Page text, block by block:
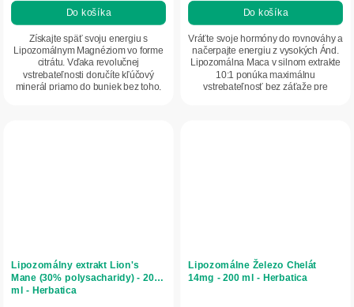
Do košíka
Získajte späť svoju energiu s
Lipozomálnym Magnéziom vo forme
citrátu. Vďaka revolučnej
vstrebateľnosti doručíte kľúčový
minerál priamo do buniek bez toho,
Do košíka
Vráťte svoje hormóny do rovnováhy a
načerpajte energiu z vysokých Ánd.
Lipozomálna Maca v silnom extrakte
10:1 ponúka maximálnu
vstrebateľnosť bez záťaže pre
Lipozomálny extrakt Lion's
Mane (30% polysacharidy) - 200
ml - Herbatica
Lipozomálne Železo Chelát
14mg - 200 ml - Herbatica